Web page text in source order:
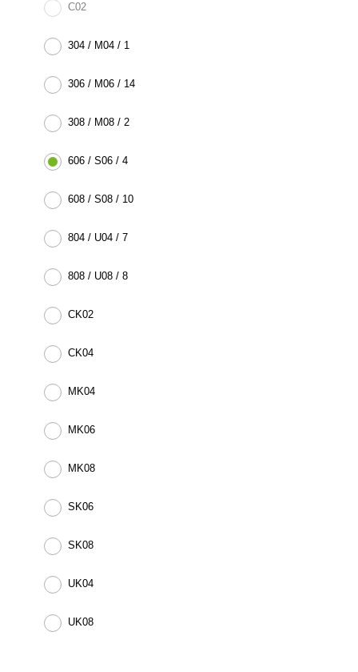
C02
304 / M04 / 1
306 / M06 / 14
308 / M08 / 2
606 / S06 / 4
608 / S08 / 10
804 / U04 / 7
808 / U08 / 8
CK02
CK04
MK04
MK06
MK08
SK06
SK08
UK04
UK08